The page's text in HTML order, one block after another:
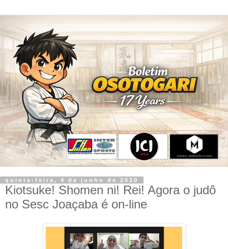
quinta-feira, 4 de junho de 2020
Kiotsuke! Shomen ni! Rei! Agora o judô
no Sesc Joaçaba é on-line